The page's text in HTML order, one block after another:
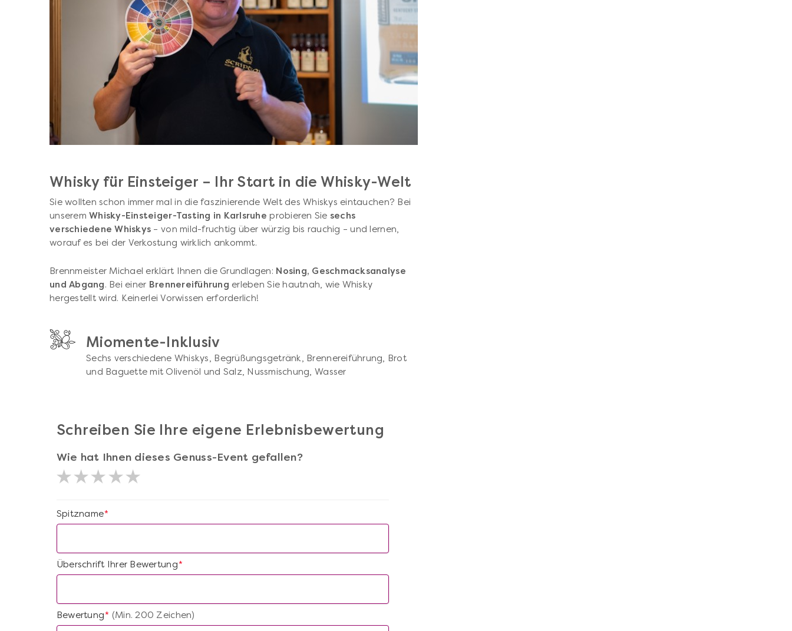
Whisky für Einsteiger – Ihr Start in die Whisky-Welt
Sie wollten schon immer mal in die faszinierende Welt des Whiskys eintauchen? Bei
unseremWhisky-Einsteiger-Tasting in Karlsruhe probieren Sie sechs
verschiedene Whiskys – von mild-fruchtig über würzig bis rauchig – und lernen,
worauf es bei der Verkostung wirklich ankommt.
Brennmeister Michael erklärt Ihnen die Grundlagen: Nosing, Geschmacksanalyse
und Abgang. Bei einer Brennereiführung erleben Sie hautnah, wie Whisky
hergestellt wird. Keinerlei Vorwissen erforderlich!
Miomente-Inklusiv
Sechs verschiedene Whiskys, Begrüßungsgetränk, Brennereiführung, Brot
und Baguette mit Olivenöl und Salz, Nussmischung, Wasser
Schreiben Sie Ihre eigene Erlebnisbewertung
Wie hat Ihnen dieses Genuss-Event gefallen?
*
Spitzname
*
Überschrift Ihrer Bewertung
*
Bewertung(Min. 200 Zeichen)